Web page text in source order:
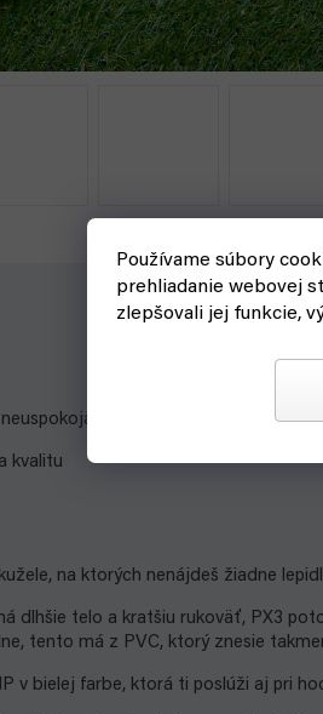
Používame súbory
prehliadanie webovej
zlepšovali jej funkcie,
sa len tak s niečím
kvalitu
na ktorých nenájdeš žiadne
dlhšie telo a kratšiu rukoväť, PX3
tento má z PVC, ktorý znesie
v bielej farbe, ktorá ti poslúži aj pri